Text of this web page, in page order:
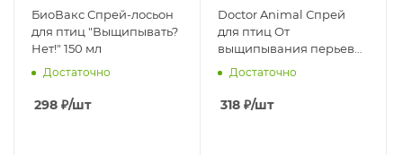
БиоВакс Спрей-лосьон
для птиц "Выщипывать?
Нет!" 150 мл
Достаточно
298 ₽/шт
Doctor Animal Спрей
для птиц От
выщипывания перьев
самими птицами 180 мл
Достаточно
318 ₽/шт